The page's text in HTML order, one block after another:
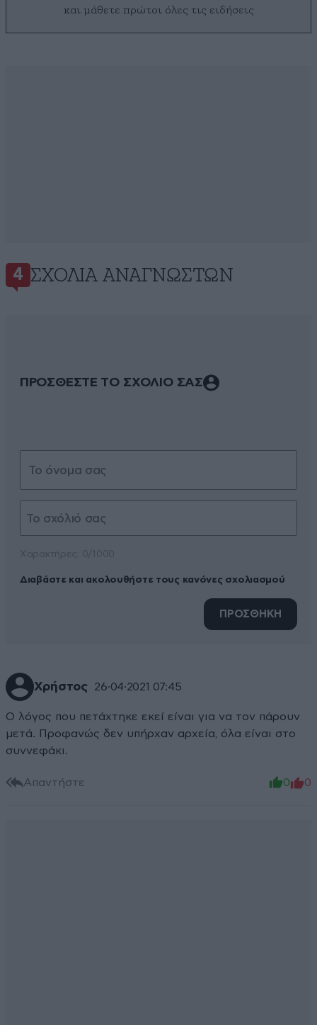
και μάθετε πρώτοι όλες τις ειδήσεις
4 ΣΧΌΛΙΑ ΑΝΑΓΝΩΣΤΏΝ
ΠΡΟΣΘΕΣΤΕ ΤΟ ΣΧΟΛΙΟ ΣΑΣ
Διαβάστε και ακολουθήστε τους κανόνες σχολιασμού
ΠΡΟΣΘΗΚΗ
Χρήστος 26·04·2021 07:45
Ο λόγος που πετάχτηκε εκεί είναι για να τον πάρουν
μετά. Προφανώς δεν υπήρχαν αρχεία, όλα είναι στο
συννεφάκι.
Απαντήστε 0 0